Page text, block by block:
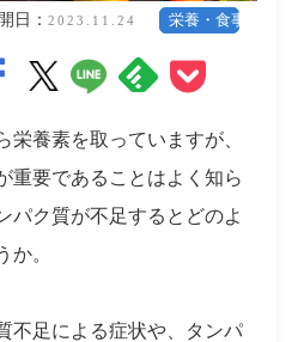
日： 2023.11.24 栄養・食事
栄養素を取っていますが、
重要であることはよく知ら
パク質が不足するとどのよ
か。
不足による症状や、タンパ